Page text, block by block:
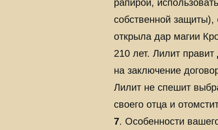
рапирой,
собственной защиты),
открыла дар магии
210 лет. Лилит
на заключение
Лилит не спешит
своего отца и
7. Особенности